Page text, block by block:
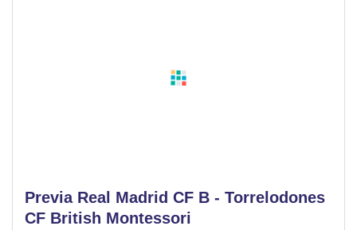
Previa Real Madrid CF B - Torrelodones
CF British Montessori